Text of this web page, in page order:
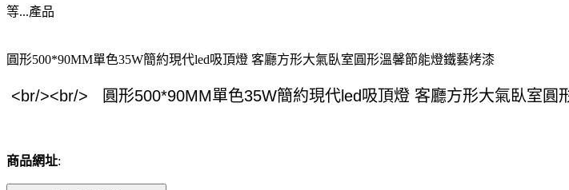
等...產品
圓形500*90MM單色35W簡約現代led吸頂燈 客廳方形大氣臥室圓形溫馨節能燈鐵藝烤漆
商品網址: